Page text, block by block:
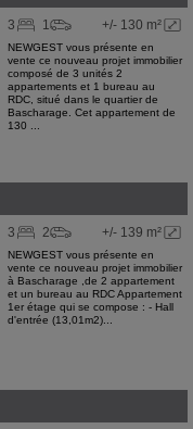
+/- 130 m²
3 1
NEWGEST vous présente en
vente ce nouveau projet immobilier
composé de 3 unités 2
appartements et 1 bureau au
RDC, situé dans le quartier de
Bascharage. Cet appartement de
130 ...
+/- 139 m²
3 2
NEWGEST vous présente en
vente ce nouveau projet immobilier
à Bascharage ,de 2 appartement
et un bureau au RDC Appartement
1er étage qui se compose : - Hall
d'entrée (13,01m2)...